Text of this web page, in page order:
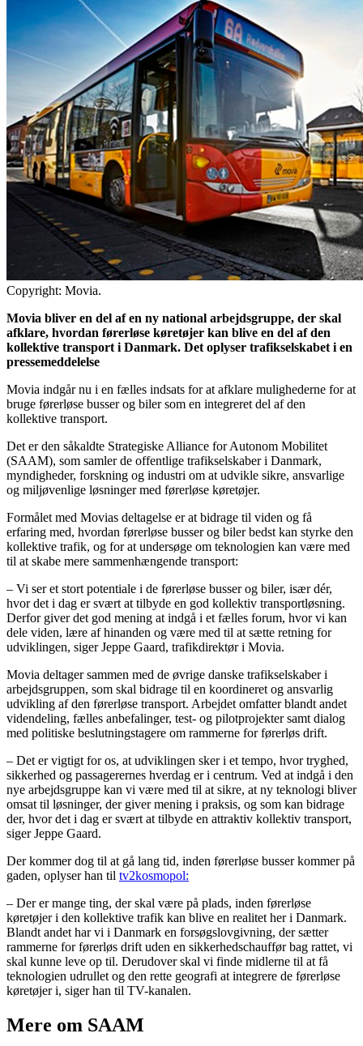
Copyright: Movia.
Movia bliver en del af en ny national arbejdsgruppe, der skal
afklare, hvordan førerløse køretøjer kan blive en del af den
kollektive transport i Danmark. Det oplyser trafikselskabet i en
pressemeddelelse
Movia indgår nu i en fælles indsats for at afklare mulighederne for at
bruge førerløse busser og biler som en integreret del af den
kollektive transport.
Det er den såkaldte Strategiske Alliance for Autonom Mobilitet
(SAAM), som samler de offentlige trafikselskaber i Danmark,
myndigheder, forskning og industri om at udvikle sikre, ansvarlige
og miljøvenlige løsninger med førerløse køretøjer.
Formålet med Movias deltagelse er at bidrage til viden og få
erfaring med, hvordan førerløse busser og biler bedst kan styrke den
kollektive trafik, og for at undersøge om teknologien kan være med
til at skabe mere sammenhængende transport:
– Vi ser et stort potentiale i de førerløse busser og biler, især dér,
hvor det i dag er svært at tilbyde en god kollektiv transportløsning.
Derfor giver det god mening at indgå i et fælles forum, hvor vi kan
dele viden, lære af hinanden og være med til at sætte retning for
udviklingen, siger Jeppe Gaard, trafikdirektør i Movia.
Movia deltager sammen med de øvrige danske trafikselskaber i
arbejdsgruppen, som skal bidrage til en koordineret og ansvarlig
udvikling af den førerløse transport. Arbejdet omfatter blandt andet
videndeling, fælles anbefalinger, test- og pilotprojekter samt dialog
med politiske beslutningstagere om rammerne for førerløs drift.
– Det er vigtigt for os, at udviklingen sker i et tempo, hvor tryghed,
sikkerhed og passagerernes hverdag er i centrum. Ved at indgå i den
nye arbejdsgruppe kan vi være med til at sikre, at ny teknologi bliver
omsat til løsninger, der giver mening i praksis, og som kan bidrage
der, hvor det i dag er svært at tilbyde en attraktiv kollektiv transport,
siger Jeppe Gaard.
Der kommer dog til at gå lang tid, inden førerløse busser kommer på
gaden, oplyser han til tv2kosmopol:
– Der er mange ting, der skal være på plads, inden førerløse
køretøjer i den kollektive trafik kan blive en realitet her i Danmark.
Blandt andet har vi i Danmark en forsøgslovgivning, der sætter
rammerne for førerløs drift uden en sikkerhedschauffør bag rattet, vi
skal kunne leve op til. Derudover skal vi finde midlerne til at få
teknologien udrullet og den rette geografi at integrere de førerløse
køretøjer i, siger han til TV-kanalen.
Mere om SAAM